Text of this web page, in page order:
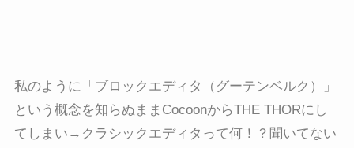
私のように「ブロックエディタ（グーテンベルク）」
という概念を知らぬままCocoonからTHE THORにし
てしまい→クラシックエディタって何！？聞いてない